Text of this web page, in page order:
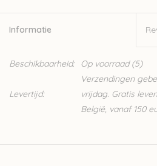
Informatie
Beschikbaarheid: Op voorraad(5)
Levertijd:
Verzendingen
vrijdag. Gratis
België, vanaf 150